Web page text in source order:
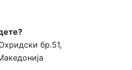
бр.51,